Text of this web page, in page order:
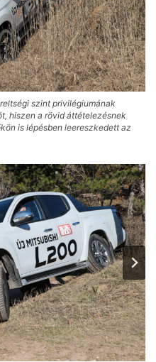
szint privilégiumának
hiszen a rövid áttételezésnek
is lépésben leereszkedett az